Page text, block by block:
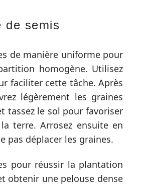
de semis
de manière uniforme pour
homogène. Utilisez
faciliter cette tâche. Après
légèrement les graines
tassez le sol pour favoriser
terre. Arrosez ensuite en
pas déplacer les graines.
pour réussir la plantation
obtenir une pelouse dense